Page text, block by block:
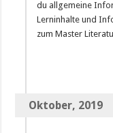
du allgemeine
Lerninhalte und
zum Master
Oktober, 2019